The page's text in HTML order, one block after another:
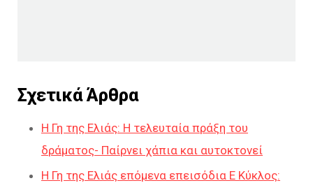
Σχετικά Άρθρα
Η Γη της Ελιάς: Η τελευταία πράξη του
δράματος- Παίρνει χάπια και αυτοκτονεί
Η Γη της Ελιάς επόμενα επεισόδια Ε Κύκλος: